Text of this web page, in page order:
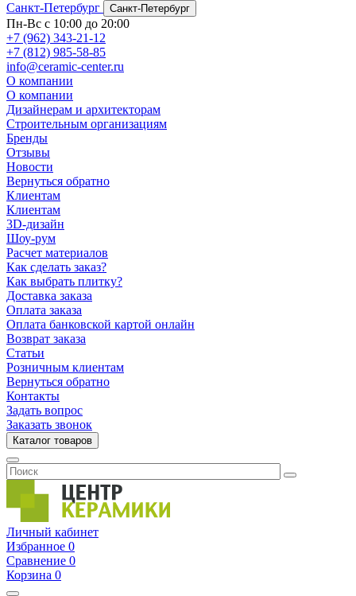
Санкт-Петербург
Санкт-Петербург
Пн-Вс с 10:00 до 20:00
+7 (962) 343-21-12
+7 (812) 985-58-85
info@ceramic-center.ru
О компании
О компании
Дизайнерам и архитекторам
Строительным организациям
Бренды
Отзывы
Новости
Вернуться обратно
Клиентам
Клиентам
3D-дизайн
Шоу-рум
Расчет материалов
Как сделать заказ?
Как выбрать плитку?
Доставка заказа
Оплата заказа
Оплата банковской картой онлайн
Возврат заказа
Статьи
Розничным клиентам
Вернуться обратно
Контакты
Задать вопрос
Заказать звонок
Каталог товаров
Личный кабинет
Избранное 0
Сравнение 0
Корзина 0